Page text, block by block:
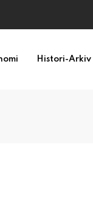
Histori-Arkiv